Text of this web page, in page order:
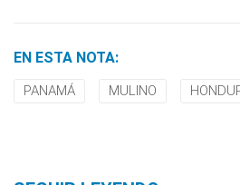
EN ESTA NOTA:
PANAMÁ MULINO